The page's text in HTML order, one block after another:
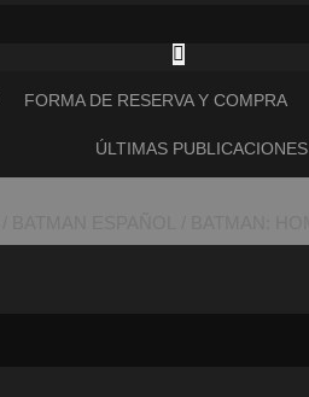
FORMA DE RESERVA Y COMPRA
ÚLTIMAS PUBLICACIONES